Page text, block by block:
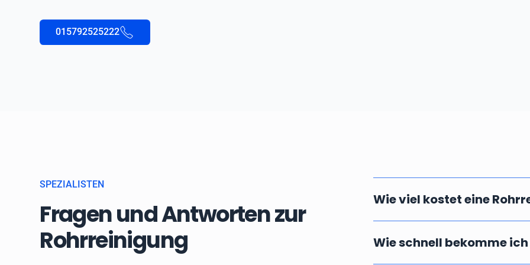
015792525222
SPEZIALISTEN
Fragen und Antworten zur
Rohrreinigung
Wie viel kostet eine
vor Ort ab. Massgebend dafür ist
Wie schnell bekomme